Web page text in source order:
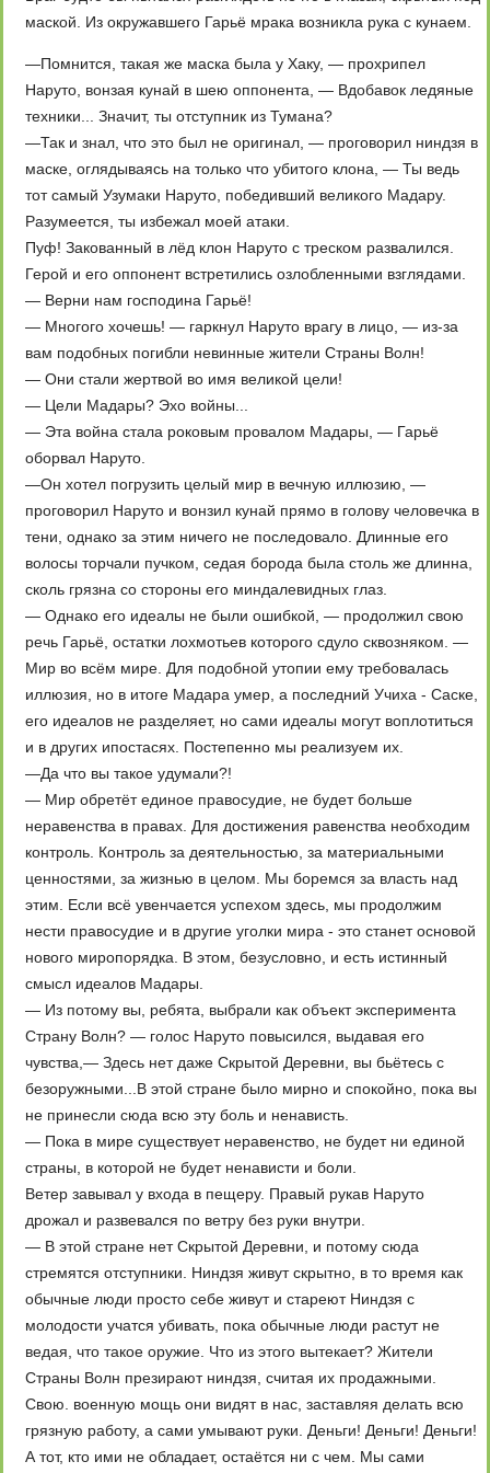
маской. Из окружавшего Гарьё мрака возникла рука с кунаем.
—Помнится, такая же маска была у Хаку, — прохрипел
Наруто, вонзая кунай в шею оппонента, — Вдобавок ледяные
техники... Значит, ты отступник из Тумана?
—Так и знал, что это был не оригинал, — проговорил ниндзя в
маске, оглядываясь на только что убитого клона, — Ты ведь
тот самый Узумаки Наруто, победивший великого Мадару.
Разумеется, ты избежал моей атаки.
Пуф! Закованный в лёд клон Наруто с треском развалился.
Герой и его оппонент встретились озлобленными взглядами.
— Верни нам господина Гарьё!
— Многого хочешь! — гаркнул Наруто врагу в лицо, — из-за
вам подобных погибли невинные жители Страны Волн!
— Они стали жертвой во имя великой цели!
— Цели Мадары? Эхо войны...
— Эта война стала роковым провалом Мадары, — Гарьё
оборвал Наруто.
—Он хотел погрузить целый мир в вечную иллюзию, —
проговорил Наруто и вонзил кунай прямо в голову человечка в
тени, однако за этим ничего не последовало. Длинные его
волосы торчали пучком, седая борода была столь же длинна,
сколь грязна со стороны его миндалевидных глаз.
— Однако его идеалы не были ошибкой, — продолжил свою
речь Гарьё, остатки лохмотьев которого сдуло сквозняком. —
Мир во всём мире. Для подобной утопии ему требовалась
иллюзия, но в итоге Мадара умер, а последний Учиха - Саске,
его идеалов не разделяет, но сами идеалы могут воплотиться
и в других ипостасях. Постепенно мы реализуем их.
—Да что вы такое удумали?!
— Мир обретёт единое правосудие, не будет больше
неравенства в правах. Для достижения равенства необходим
контроль. Контроль за деятельностью, за материальными
ценностями, за жизнью в целом. Мы боремся за власть над
этим. Если всё увенчается успехом здесь, мы продолжим
нести правосудие и в другие уголки мира - это станет основой
нового миропорядка. В этом, безусловно, и есть истинный
смысл идеалов Мадары.
— Из потому вы, ребята, выбрали как объект эксперимента
Страну Волн? — голос Наруто повысился, выдавая его
чувства,— Здесь нет даже Скрытой Деревни, вы бьётесь с
безоружными...В этой стране было мирно и спокойно, пока вы
не принесли сюда всю эту боль и ненависть.
— Пока в мире существует неравенство, не будет ни единой
страны, в которой не будет ненависти и боли.
Ветер завывал у входа в пещеру. Правый рукав Наруто
дрожал и развевался по ветру без руки внутри.
— В этой стране нет Скрытой Деревни, и потому сюда
стремятся отступники. Ниндзя живут скрытно, в то время как
обычные люди просто себе живут и стареют Ниндзя с
молодости учатся убивать, пока обычные люди растут не
ведая, что такое оружие. Что из этого вытекает? Жители
Страны Волн презирают ниндзя, считая их продажными.
Свою. военную мощь они видят в нас, заставляя делать всю
грязную работу, а сами умывают руки. Деньги! Деньги! Деньги!
А тот, кто ими не обладает, остаётся ни с чем. Мы сами